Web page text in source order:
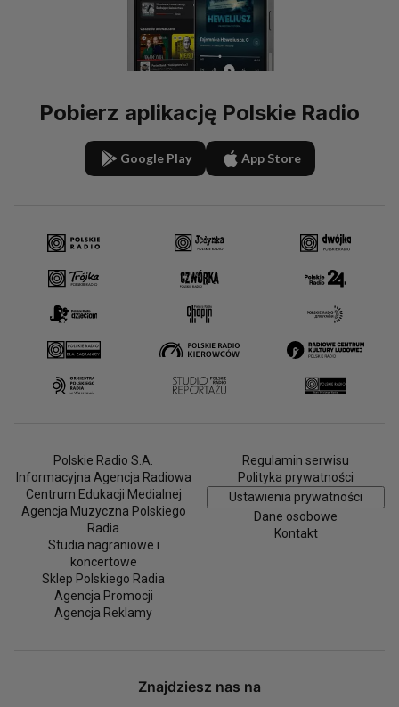
Pobierz aplikację Polskie Radio
Google Play App Store
Polskie Radio S.A.
Informacyjna Agencja Radiowa
Centrum Edukacji Medialnej
Agencja Muzyczna Polskiego
Radia
Studia nagraniowe i
koncertowe
Sklep Polskiego Radia
Agencja Promocji
Agencja Reklamy
Regulamin serwisu
Polityka prywatności
Ustawienia prywatności
Dane osobowe
Kontakt
Znajdziesz nas na